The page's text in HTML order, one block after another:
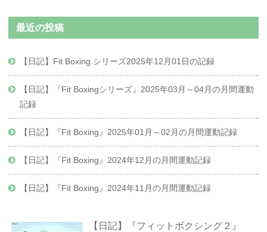
最近の投稿
【日記】Fit Boxing シリーズ2025年12月01日の記録
【日記】『Fit Boxingシリーズ』2025年03月～04月の月間運動
記録
【日記】『Fit Boxing』2025年01月～02月の月間運動記録
【日記】『Fit Boxing』2024年12月の月間運動記録
【日記】『Fit Boxing』2024年11月の月間運動記録
【日記】『フィットボクシング２』